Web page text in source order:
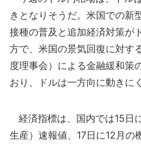
きとなりそうだ。米国での新
接種の普及と追加経済対策が
方で、米国の景気回復に対す
度理事会）による金融緩和策
おり、ドルは一方向に動きに
経済指標は、国内では15日
生産）速報値、17日に12月の